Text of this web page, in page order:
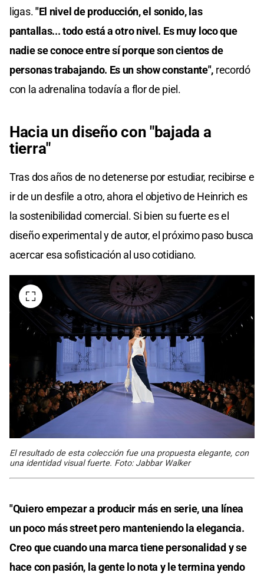
ligas."El nivel de producción, el sonido, las
pantallas... todo está a otro nivel. Es muy loco que
nadie se conoce entre sí porque son cientos de
personas trabajando. Es un show constante", recordó
con la adrenalina todavía a flor de piel.
Hacia un diseño con "bajada a
tierra"
Tras dos años de no detenerse por estudiar, recibirse e
ir de un desfile a otro, ahora el objetivo de Heinrich es
la sostenibilidad comercial. Si bien su fuerte es el
diseño experimental y de autor, el próximo paso busca
acercar esa sofisticación al uso cotidiano.
El resultado de esta colección fue una propuesta elegante, con
una identidad visual fuerte. Foto: Jabbar Walker
"Quiero empezar a producir más en serie, una línea
un poco más street pero manteniendo la elegancia.
Creo que cuando una marca tiene personalidad y se
hace con pasión, la gente lo nota y le termina yendo